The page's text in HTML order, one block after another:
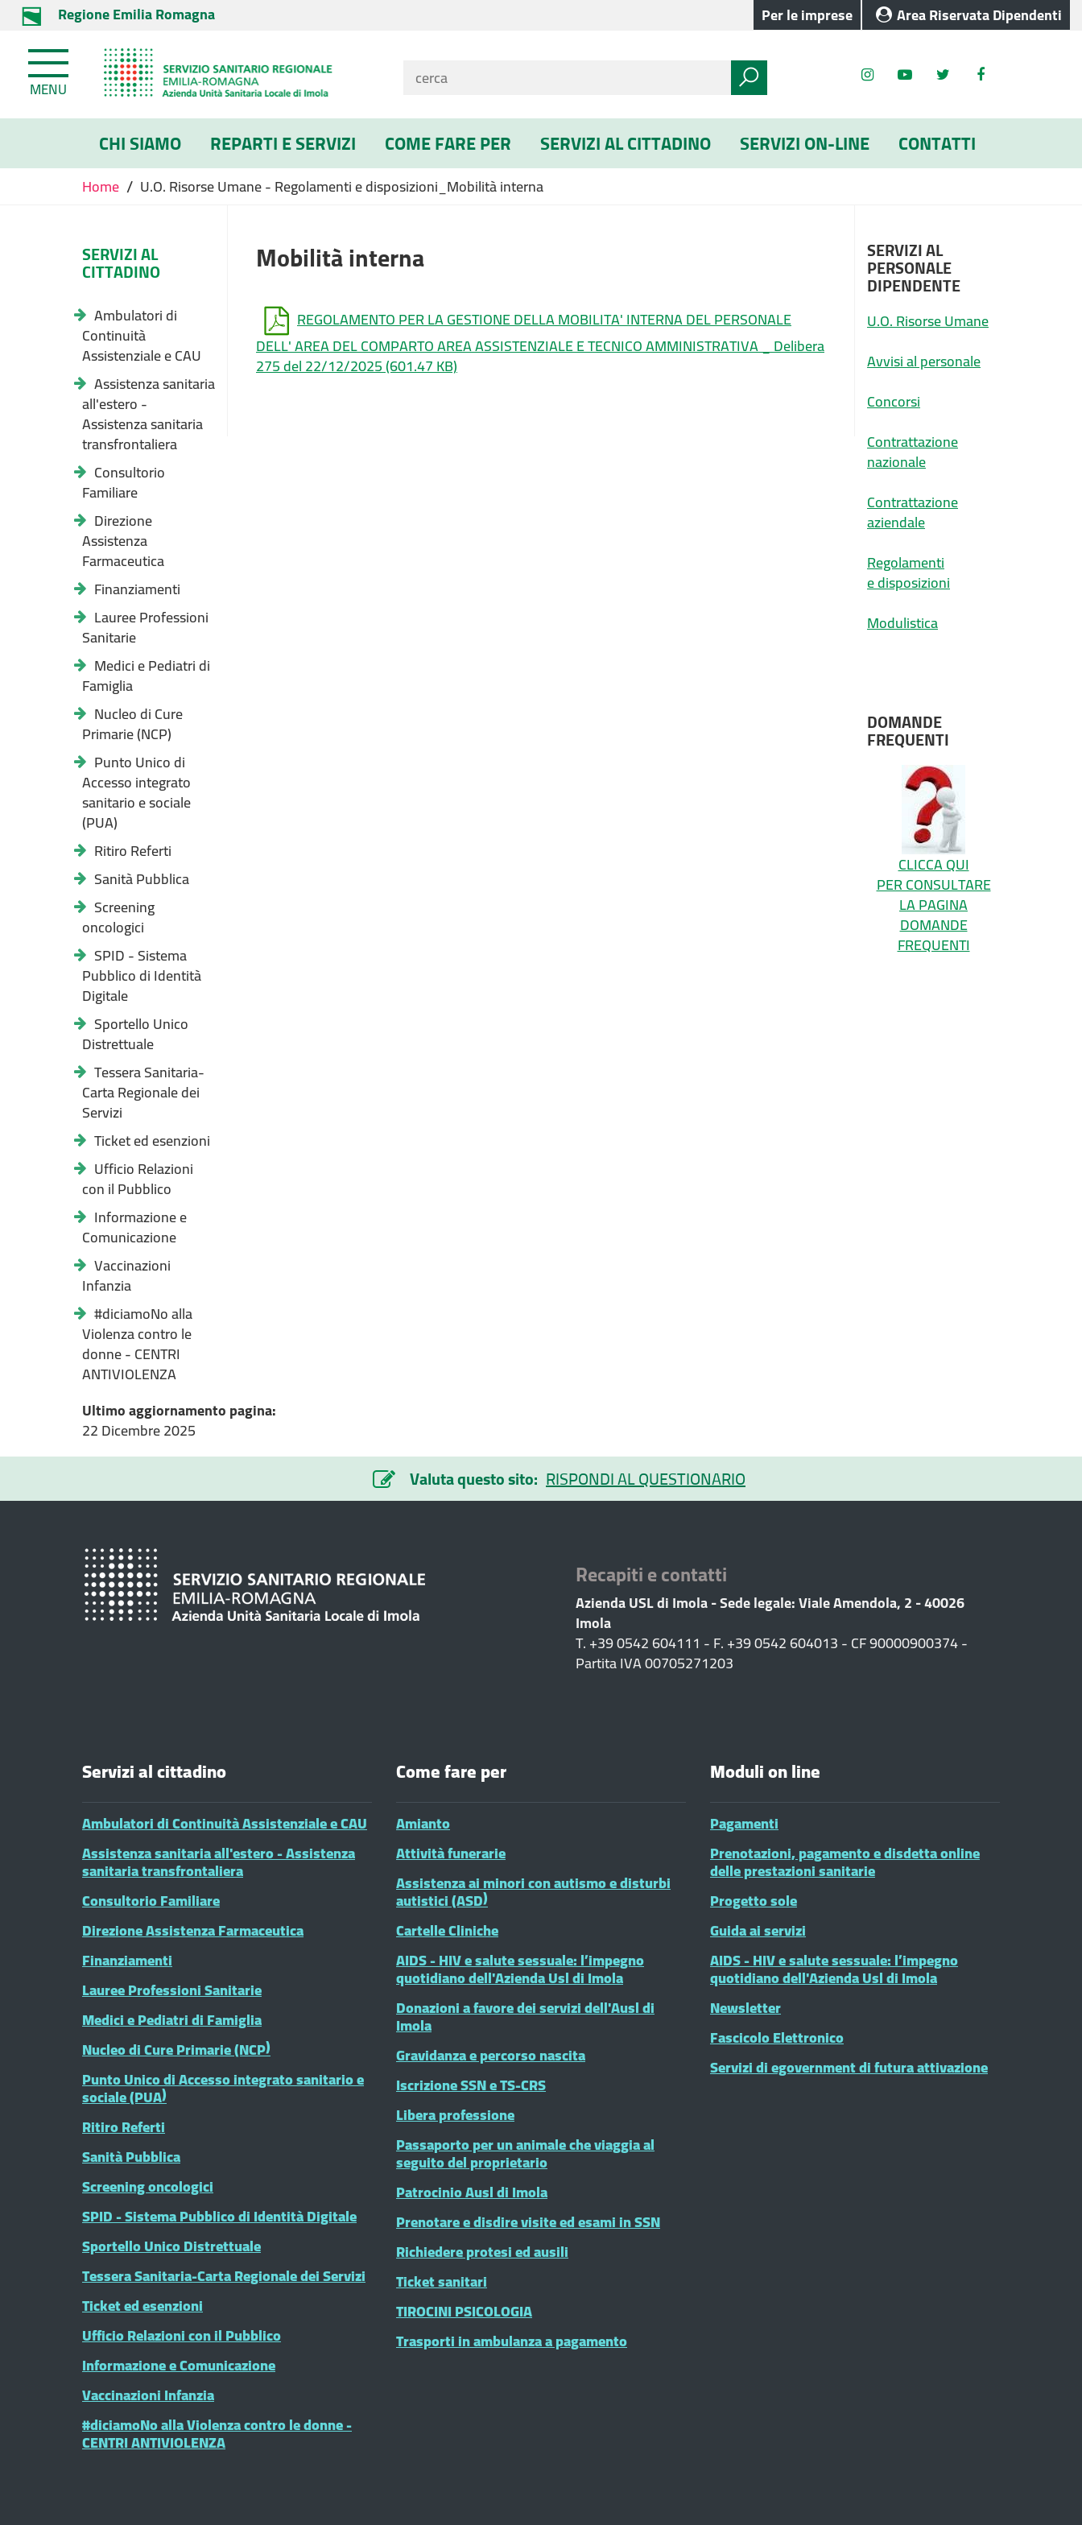
Regione Emilia Romagna Per le imprese Area Riservata Dipendenti
MENU
CHI SIAMO REPARTI E SERVIZI COME FARE PER SERVIZI AL CITTADINO SERVIZI ON-LINE CONTATTI
Home / U.O. Risorse Umane - Regolamenti e disposizioni_Mobilità interna
SERVIZI AL
CITTADINO
Ambulatori di
Continuità
Assistenziale e CAU
Assistenza sanitaria
all'estero -
Assistenza sanitaria
transfrontaliera
Consultorio
Familiare
Direzione
Assistenza
Farmaceutica
Finanziamenti
Lauree Professioni
Sanitarie
Medici e Pediatri di
Famiglia
Nucleo di Cure
Primarie (NCP)
Punto Unico di
Accesso integrato
sanitario e sociale
(PUA)
Ritiro Referti
Sanità Pubblica
Screening
oncologici
SPID - Sistema
Pubblico di Identità
Digitale
Sportello Unico
Distrettuale
Tessera Sanitaria-
Carta Regionale dei
Servizi
Ticket ed esenzioni
Ufficio Relazioni
con il Pubblico
Informazione e
Comunicazione
Vaccinazioni
Infanzia
#diciamoNo alla
Violenza contro le
donne - CENTRI
ANTIVIOLENZA
Mobilità interna
REGOLAMENTO PER LA GESTIONE DELLA MOBILITA' INTERNA DEL PERSONALE
DELL' AREA DEL COMPARTO AREA ASSISTENZIALE E TECNICO AMMINISTRATIVA _ Delibera
275 del 22/12/2025(601.47 KB)
SERVIZI AL
PERSONALE
DIPENDENTE
U.O. Risorse Umane
Avvisi al personale
Concorsi
Contrattazione
nazionale
Contrattazione
aziendale
Regolamenti
e disposizioni
Modulistica
DOMANDE
FREQUENTI
CLICCA QUI
PER CONSULTARE
LA PAGINA
DOMANDE
FREQUENTI
Ultimo aggiornamento pagina:
22 Dicembre 2025
Valuta questo sito: RISPONDI AL QUESTIONARIO
Recapiti e contatti
Azienda USL di Imola - Sede legale: Viale Amendola, 2 - 40026
Imola
T. +39 0542 604111 - F. +39 0542 604013 - CF 90000900374 -
Partita IVA 00705271203
Servizi al cittadino
Ambulatori di Continuità Assistenziale e CAU
Assistenza sanitaria all'estero - Assistenza
sanitaria transfrontaliera
Consultorio Familiare
Direzione Assistenza Farmaceutica
Finanziamenti
Lauree Professioni Sanitarie
Medici e Pediatri di Famiglia
Nucleo di Cure Primarie (NCP)
Punto Unico di Accesso integrato sanitario e
sociale (PUA)
Ritiro Referti
Sanità Pubblica
Screening oncologici
SPID - Sistema Pubblico di Identità Digitale
Sportello Unico Distrettuale
Tessera Sanitaria-Carta Regionale dei Servizi
Ticket ed esenzioni
Ufficio Relazioni con il Pubblico
Informazione e Comunicazione
Vaccinazioni Infanzia
#diciamoNo alla Violenza contro le donne -
CENTRI ANTIVIOLENZA
Come fare per
Amianto
Attività funerarie
Assistenza ai minori con autismo e disturbi
autistici (ASD)
Cartelle Cliniche
AIDS - HIV e salute sessuale: l’impegno
quotidiano dell'Azienda Usl di Imola
Donazioni a favore dei servizi dell'Ausl di
Imola
Gravidanza e percorso nascita
Iscrizione SSN e TS-CRS
Libera professione
Passaporto per un animale che viaggia al
seguito del proprietario
Patrocinio Ausl di Imola
Prenotare e disdire visite ed esami in SSN
Richiedere protesi ed ausili
Ticket sanitari
TIROCINI PSICOLOGIA
Trasporti in ambulanza a pagamento
Moduli on line
Pagamenti
Prenotazioni, pagamento e disdetta online
delle prestazioni sanitarie
Progetto sole
Guida ai servizi
AIDS - HIV e salute sessuale: l’impegno
quotidiano dell'Azienda Usl di Imola
Newsletter
Fascicolo Elettronico
Servizi di egovernment di futura attivazione